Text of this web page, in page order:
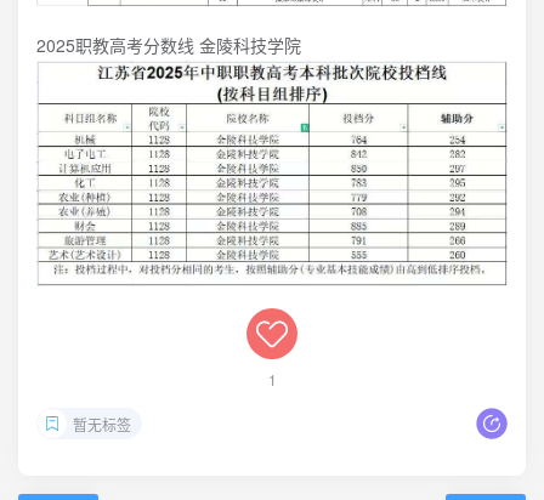
2025职教高考分数线 金陵科技学院
1
暂无标签